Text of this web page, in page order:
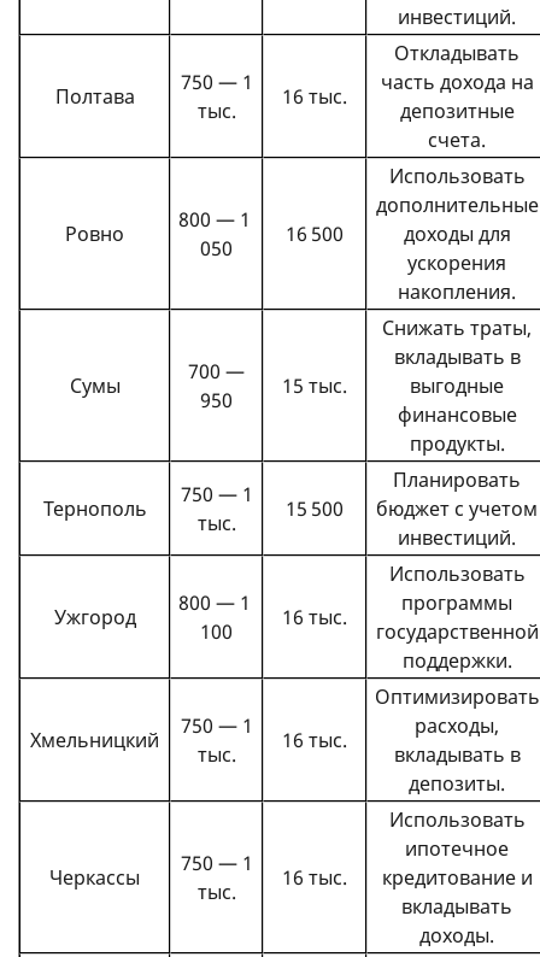
инвестиций.
Полтава
750 — 1
тыс.
16 тыс.
Откладывать
часть дохода на
депозитные
счета.
Ровно
800 — 1
050
16 500
Использовать
дополнительные
доходы для
ускорения
накопления.
Сумы
700 —
950
15 тыс.
Снижать траты,
вкладывать в
выгодные
финансовые
продукты.
Тернополь
750 — 1
тыс.
15 500
Планировать
бюджет с учетом
инвестиций.
Ужгород
800 — 1
100
16 тыс.
Использовать
программы
государственной
поддержки.
Хмельницкий
750 — 1
тыс.
16 тыс.
Оптимизировать
расходы,
вкладывать в
депозиты.
Черкассы
750 — 1
тыс.
16 тыс.
Использовать
ипотечное
кредитование и
вкладывать
доходы.